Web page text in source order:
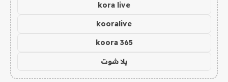
kora live
kooralive
koora 365
يلا شوت